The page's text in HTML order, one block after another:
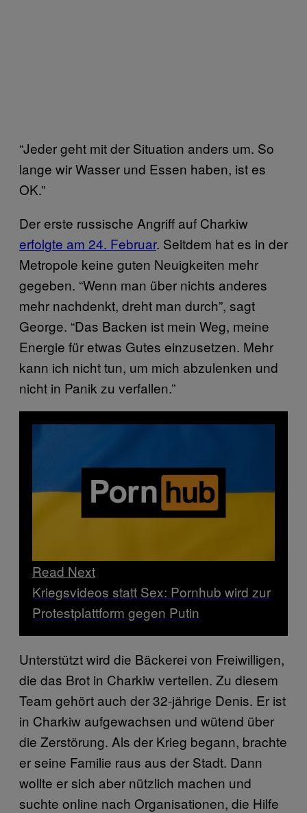
“Jeder geht mit der Situation anders um. So
lange wir Wasser und Essen haben, ist es
OK.”
Der erste russische Angriff auf Charkiw
erfolgte am 24. Februar. Seitdem hat es in der
Metropole keine guten Neuigkeiten mehr
gegeben. “Wenn man über nichts anderes
mehr nachdenkt, dreht man durch”, sagt
George. “Das Backen ist mein Weg, meine
Energie für etwas Gutes einzusetzen. Mehr
kann ich nicht tun, um mich abzulenken und
nicht in Panik zu verfallen.”
Read Next
Kriegsvideos statt Sex: Pornhub wird zur
Protestplattform gegen Putin
Unterstützt wird die Bäckerei von Freiwilligen,
die das Brot in Charkiw verteilen. Zu diesem
Team gehört auch der 32-jährige Denis. Er ist
in Charkiw aufgewachsen und wütend über
die Zerstörung. Als der Krieg begann, brachte
er seine Familie raus aus der Stadt. Dann
wollte er sich aber nützlich machen und
suchte online nach Organisationen, die Hilfe